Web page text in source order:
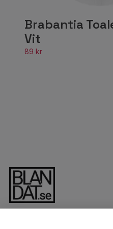
Brabantia
Vit
89 kr